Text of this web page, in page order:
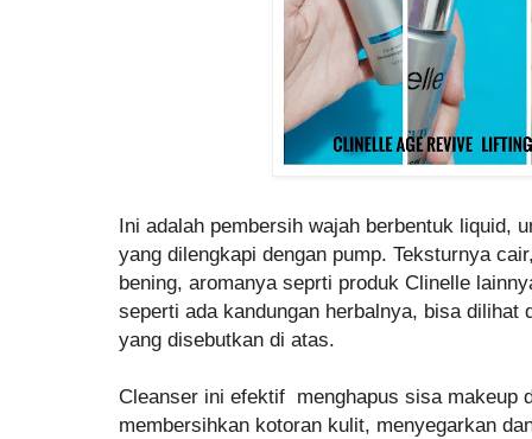
Ini adalah pembersih wajah berbentuk liquid,
yang dilengkapi dengan pump. Teksturnya
bening, aromanya seprti produk Clinelle
seperti ada kandungan herbalnya, bisa dilihat
yang disebutkan di atas.
Cleanser ini efektif menghapus sisa makeup
membersihkan kotoran kulit, menyegarkan